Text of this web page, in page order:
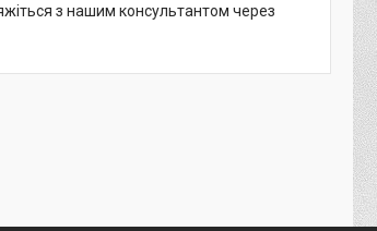
з нашим консультантом через